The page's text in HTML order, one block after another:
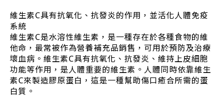
維生素C具有抗氧化、抗發炎的作用，並活化人體免疫
系統
維生素C是水溶性維生素，是一種存在於各種食物的維
他命，最常被作為營養補充品銷售，可用於預防及治療
壞血病。維生素C具有抗氧化、抗發炎、維持上皮細胞
功能等作用，是人體重要的維生素。人體同時依靠維生
素C來製造膠原蛋白，這是一種幫助傷口癒合所需的蛋
白質。